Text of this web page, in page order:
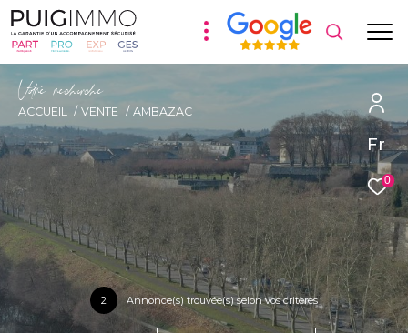
Fr
0
Vore recece
ACCUEIL VENTE AMBAZAC
2 Annonce(s) trouvée(s) selon vos critères